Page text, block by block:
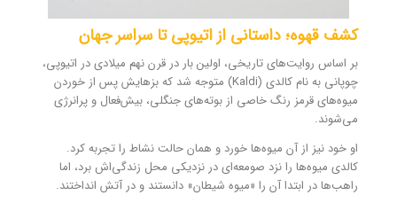
کشف قهوه؛ داستانی از اتیوپی تا سراسر جهان
بر اساس روایت‌های تاریخی، اولین بار در قرن نهم میلادی در اتیوپی،
چوپانی به نام کالدی (Kaldi) متوجه شد که بزهایش پس از خوردن
میوه‌های قرمز رنگ خاصی از بوته‌های جنگلی، بیش‌فعال و پرانرژی
می‌شوند.
او خود نیز از آن میوه‌ها خورد و همان حالت نشاط را تجربه کرد.
کالدی میوه‌ها را نزد صومعه‌ای در نزدیکی محل زندگی‌اش برد، اما
راهب‌ها در ابتدا آن را «میوه شیطان» دانستند و در آتش انداختند.